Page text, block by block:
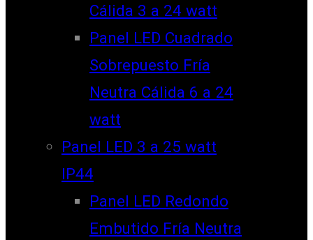
Cálida 3 a 24 watt
Panel LED Cuadrado
Sobrepuesto Fría
Neutra Cálida 6 a 24
watt
Panel LED 3 a 25 watt
IP44
Panel LED Redondo
Embutido Fría Neutra